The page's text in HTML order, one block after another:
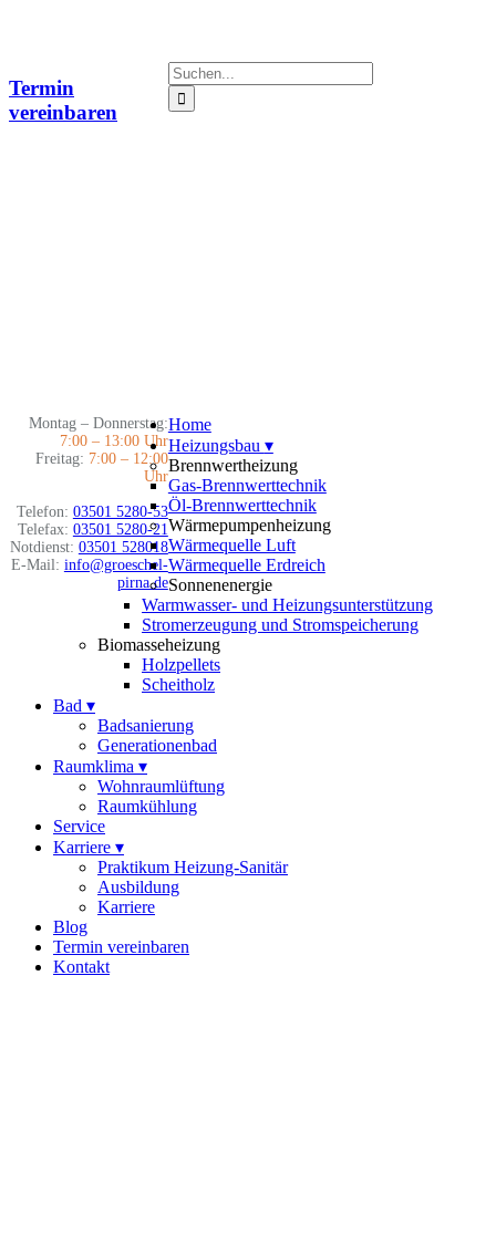
Termin
vereinbaren
Montag – Donnerstag:
7:00 – 13:00 Uhr
Freitag: 7:00 – 12:00
Uhr
Telefon: 03501 5280-53
Telefax: 03501 5280-21
Notdienst: 03501 528018
E-Mail: info@groeschel-
pirna.de
Suche
nach:
Home
Heizungsbau ▾
Brennwertheizung
Gas-Brennwerttechnik
Öl-Brennwerttechnik
Wärmepumpenheizung
Wärmequelle Luft
Wärmequelle Erdreich
Sonnenenergie
Warmwasser- und Heizungsunterstützung
Stromerzeugung und Stromspeicherung
Biomasseheizung
Holzpellets
Scheitholz
Bad ▾
Badsanierung
Generationenbad
Raumklima ▾
Wohnraumlüftung
Raumkühlung
Service
Karriere ▾
Praktikum Heizung-Sanitär
Ausbildung
Karriere
Blog
Termin vereinbaren
Kontakt